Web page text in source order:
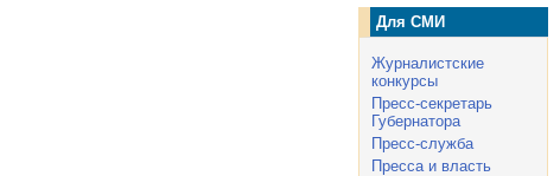
Для СМИ
Журналистские
конкурсы
Пресс-секретарь
Губернатора
Пресс-служба
Пресса и власть